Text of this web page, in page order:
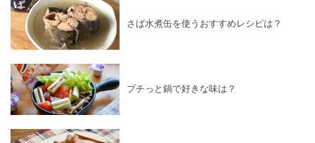
さば水煮缶を使うおすすめレシピは？
プチっと鍋で好きな味は？